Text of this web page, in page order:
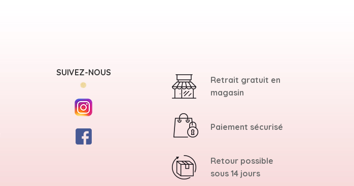
SUIVEZ-NOUS
Retrait gratuit en
magasin
Paiement sécurisé
Retour possible
sous 14 jours